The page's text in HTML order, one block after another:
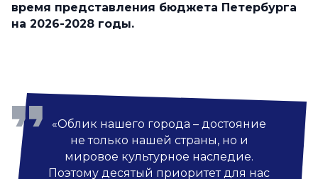
время представления бюджета Петербурга
на 2026-2028 годы.
«Облик нашего города – достояние
не только нашей страны, но и
мировое культурное наследие.
Поэтому десятый приоритет для нас